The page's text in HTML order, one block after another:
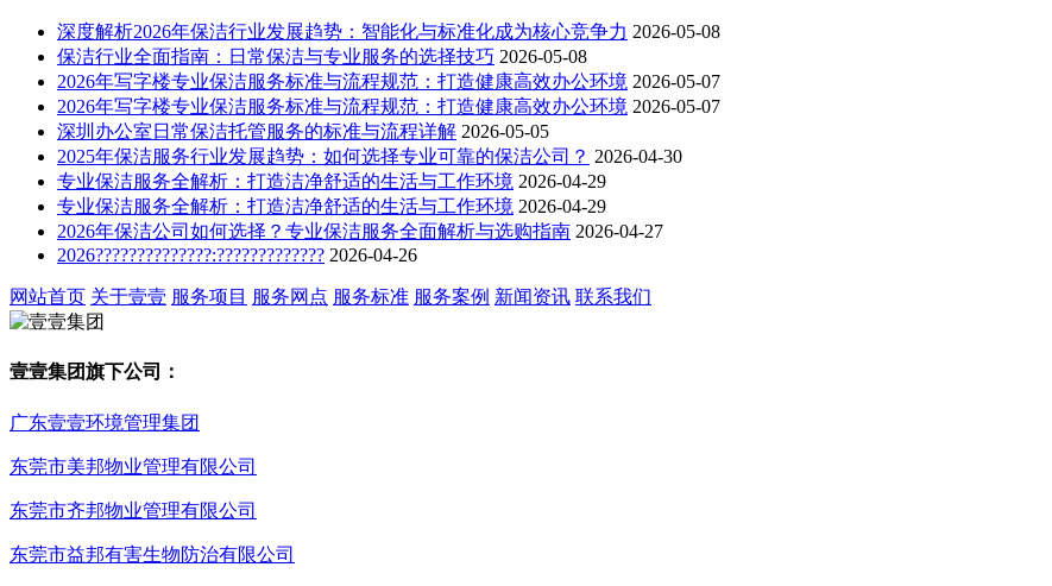
深度解析2026年保洁行业发展趋势：智能化与标准化成为核心竞争力 2026-05-08
保洁行业全面指南：日常保洁与专业服务的选择技巧 2026-05-08
2026年写字楼专业保洁服务标准与流程规范：打造健康高效办公环境 2026-05-07
2026年写字楼专业保洁服务标准与流程规范：打造健康高效办公环境 2026-05-07
深圳办公室日常保洁托管服务的标准与流程详解 2026-05-05
2025年保洁服务行业发展趋势：如何选择专业可靠的保洁公司？ 2026-04-30
专业保洁服务全解析：打造洁净舒适的生活与工作环境 2026-04-29
专业保洁服务全解析：打造洁净舒适的生活与工作环境 2026-04-29
2026年保洁公司如何选择？专业保洁服务全面解析与选购指南 2026-04-27
2026??????????????:????????????? 2026-04-26
网站首页 关于壹壹 服务项目 服务网点 服务标准 服务案例 新闻资讯 联系我们
壹壹集团旗下公司：
广东壹壹环境管理集团
东莞市美邦物业管理有限公司
东莞市齐邦物业管理有限公司
东莞市益邦有害生物防治有限公司